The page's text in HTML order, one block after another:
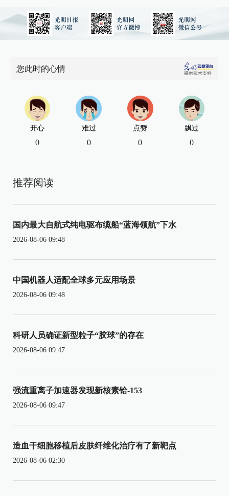
您此时的心情
开心
0
难过
0
点赞
0
飘过
0
推荐阅读
国内最大自航式纯电驱布缆船“蓝海领航”下水
2026-08-06 09:48
中国机器人适配全球多元应用场景
2026-08-06 09:48
科研人员确证新型粒子“胶球”的存在
2026-08-06 09:47
强流重离子加速器发现新核素铪-153
2026-08-06 09:47
造血干细胞移植后皮肤纤维化治疗有了新靶点
2026-08-06 02:30